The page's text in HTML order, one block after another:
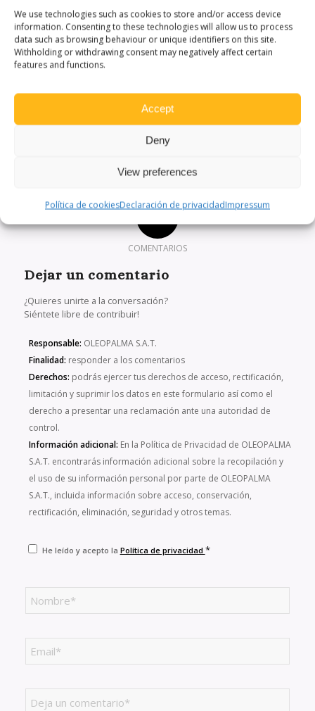
We use technologies such as cookies to store and/or access device
information. Consenting to these technologies will allow us to process
data such as browsing behaviour or unique identifiers on this site.
Withholding or withdrawing consent may negatively affect certain
features and functions.
Accept
Deny
View preferences
Política de cookiesDeclaración de privacidadImpressum
0
COMENTARIOS
Dejar un comentario
¿Quieres unirte a la conversación?
Siéntete libre de contribuir!
Responsable: OLEOPALMA S.A.T.
Finalidad: responder a los comentarios
Derechos: podrás ejercer tus derechos de acceso, rectificación,
limitación y suprimir los datos en este formulario así como el
derecho a presentar una reclamación ante una autoridad de
control.
Información adicional: En la Política de Privacidad de OLEOPALMA
S.A.T. encontrarás información adicional sobre la recopilación y
el uso de su información personal por parte de OLEOPALMA
S.A.T., incluida información sobre acceso, conservación,
rectificación, eliminación, seguridad y otros temas.
He leído y acepto la Política de privacidad *